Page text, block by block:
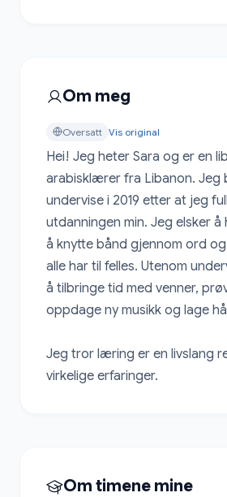
Om meg
Oversatt Vis original
Hei! Jeg heter Sara og er en
arabisklærer fra Libanon. Jeg
undervise i 2019 etter at jeg
utdanningen min. Jeg elsker å
å knytte bånd gjennom ord
alle har til felles. Utenom
å tilbringe tid med venner,
oppdage ny musikk og lage
Jeg tror læring er en livslang
virkelige erfaringer.
Om timene mine